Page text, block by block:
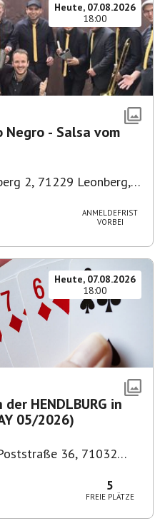
Heute, 07.08.2026
18:00
- Salsa vom
2, 71229 Leonberg,
ANMELDEFRIST
VORBEI
Heute, 07.08.2026
18:00
HENDLBURG in
05/2026)
36, 71032
5
FREIE PLÄTZE